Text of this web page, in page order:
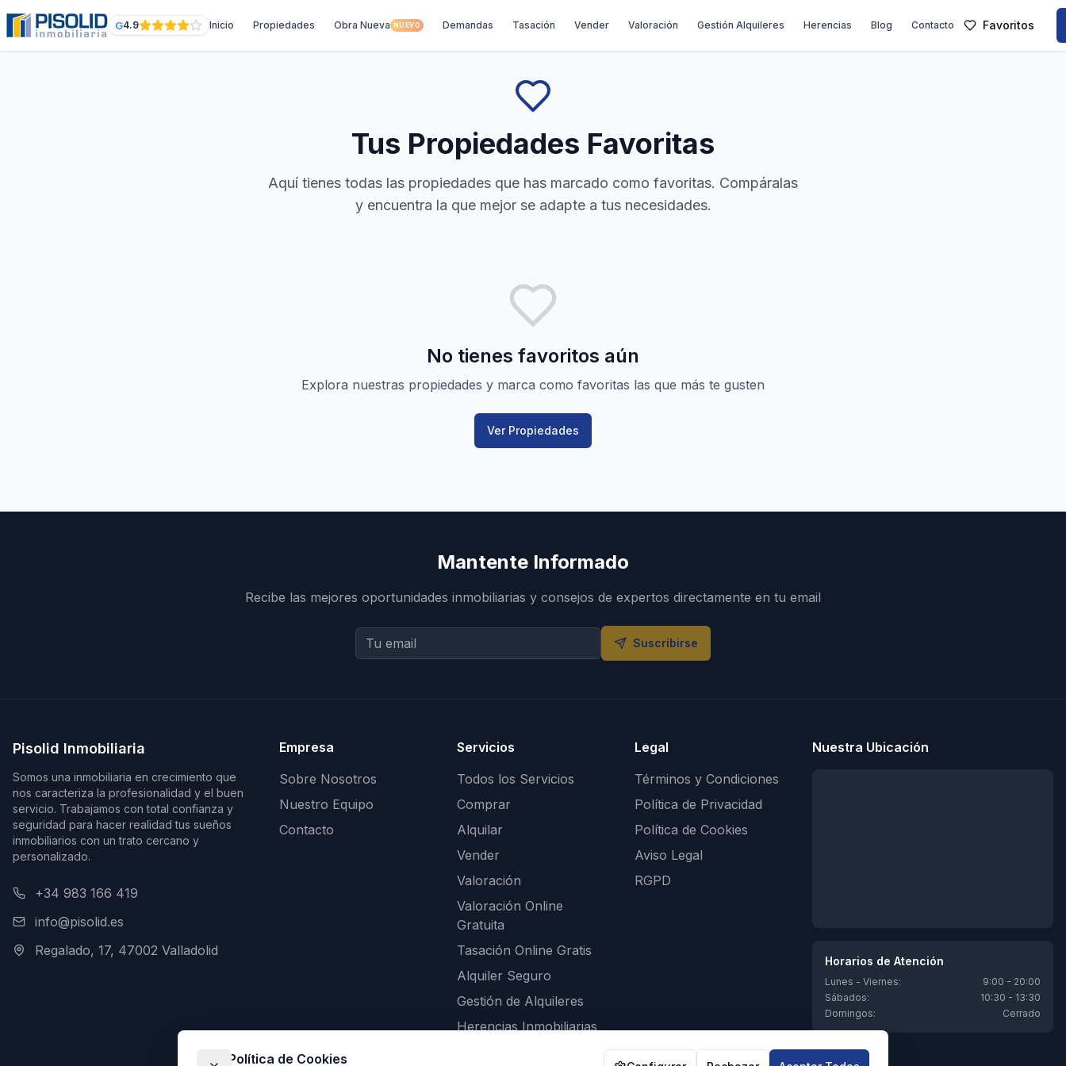
G4.9 Inicio Propiedades Obra Nueva NUEVO Demandas Tasación Vender Valoración Gestión Alquileres Herencias Blog Contacto Favoritos
Tus Propiedades Favoritas
Aquí tienes todas las propiedades que has marcado como favoritas. Compáralas
y encuentra la que mejor se adapte a tus necesidades.
No tienes favoritos aún
Explora nuestras propiedades y marca como favoritas las que más te gusten
Ver Propiedades
Mantente Informado
Recibe las mejores oportunidades inmobiliarias y consejos de expertos directamente en tu email
Suscribirse
Pisolid Inmobiliaria
Somos una inmobiliaria en crecimiento que
nos caracteriza la profesionalidad y el buen
servicio. Trabajamos con total confianza y
seguridad para hacer realidad tus sueños
inmobiliarios con un trato cercano y
personalizado.
+34 983 166 419
info@pisolid.es
Regalado, 17, 47002 Valladolid
Empresa
Sobre Nosotros
Nuestro Equipo
Contacto
Servicios
Todos los Servicios
Comprar
Alquilar
Vender
Valoración
Valoración Online
Gratuita
Tasación Online Gratis
Alquiler Seguro
Gestión de Alquileres
Herencias Inmobiliarias
Legal
Términos y Condiciones
Política de Privacidad
Política de Cookies
Aviso Legal
RGPD
Nuestra Ubicación
Horarios de Atención
Lunes - Viernes:
9:00 - 20:00
Sábados:
10:30 - 13:30
Domingos:
Cerrado
Política de Cookies